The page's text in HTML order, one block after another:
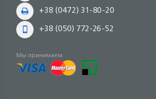
+38 (0472) 31-80-20
+38 (050) 772-26-52
Мы принимаем